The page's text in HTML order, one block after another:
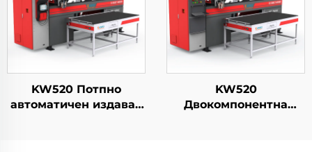
KW520 Потпно
автоматичен издавач
KW520
Двокомпонентна